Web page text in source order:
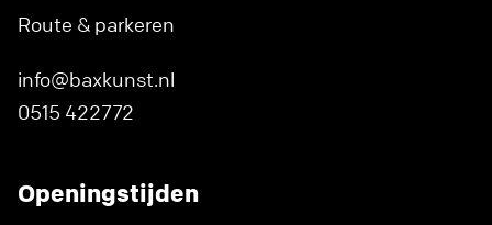
Route & parkeren
info@baxkunst.nl
0515 422772
Openingstijden